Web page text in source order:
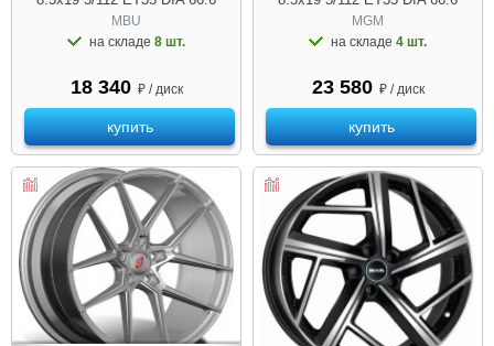
MBU
на складе 8 шт.
18 340 ₽ / диск
купить
MGM
на складе 4 шт.
23 580 ₽ / диск
купить